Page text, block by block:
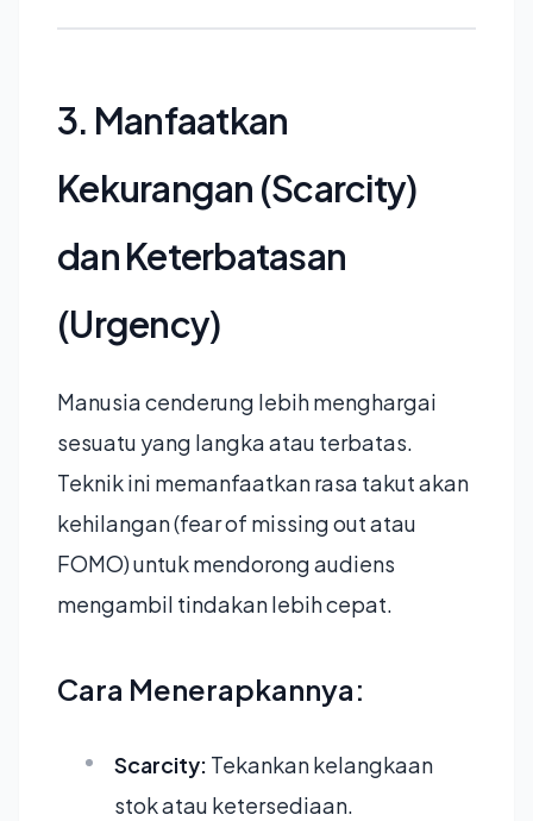
3. Manfaatkan
Kekurangan (Scarcity)
dan Keterbatasan
(Urgency)
Manusia cenderung lebih menghargai
sesuatu yang langka atau terbatas.
Teknik ini memanfaatkan rasa takut akan
kehilangan (fear of missing out atau
FOMO) untuk mendorong audiens
mengambil tindakan lebih cepat.
Cara Menerapkannya:
Scarcity: Tekankan kelangkaan
stok atau ketersediaan.